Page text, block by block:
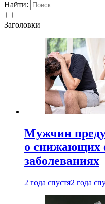
Найти:
Заголовки
Мужчин
о снижающих
заболеваниях
2 года спустя2 года